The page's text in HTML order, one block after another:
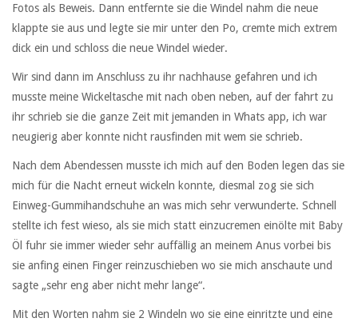
Fotos als Beweis. Dann entfernte sie die Windel nahm die neue
klappte sie aus und legte sie mir unter den Po, cremte mich extrem
dick ein und schloss die neue Windel wieder.
Wir sind dann im Anschluss zu ihr nachhause gefahren und ich
musste meine Wickeltasche mit nach oben neben, auf der fahrt zu
ihr schrieb sie die ganze Zeit mit jemanden in Whats app, ich war
neugierig aber konnte nicht rausfinden mit wem sie schrieb.
Nach dem Abendessen musste ich mich auf den Boden legen das sie
mich für die Nacht erneut wickeln konnte, diesmal zog sie sich
Einweg-Gummihandschuhe an was mich sehr verwunderte. Schnell
stellte ich fest wieso, als sie mich statt einzucremen einölte mit Baby
Öl fuhr sie immer wieder sehr auffällig an meinem Anus vorbei bis
sie anfing einen Finger reinzuschieben wo sie mich anschaute und
sagte „sehr eng aber nicht mehr lange“.
Mit den Worten nahm sie 2 Windeln wo sie eine einritzte und eine